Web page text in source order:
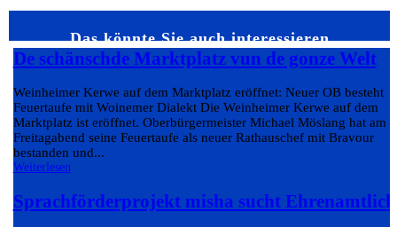
Das könnte Sie auch interessieren…
De schänschde Marktplatz vun de gonze Welt
Weinheimer Kerwe auf dem Marktplatz eröffnet: Neuer OB besteht
Feuertaufe mit Woinemer Dialekt Die Weinheimer Kerwe auf dem
Marktplatz ist eröffnet. Oberbürgermeister Michael Möslang hat am
Freitagabend seine Feuertaufe als neuer Rathauschef mit Bravour
bestanden und...
Weiterlesen
Sprachförderprojekt misha sucht